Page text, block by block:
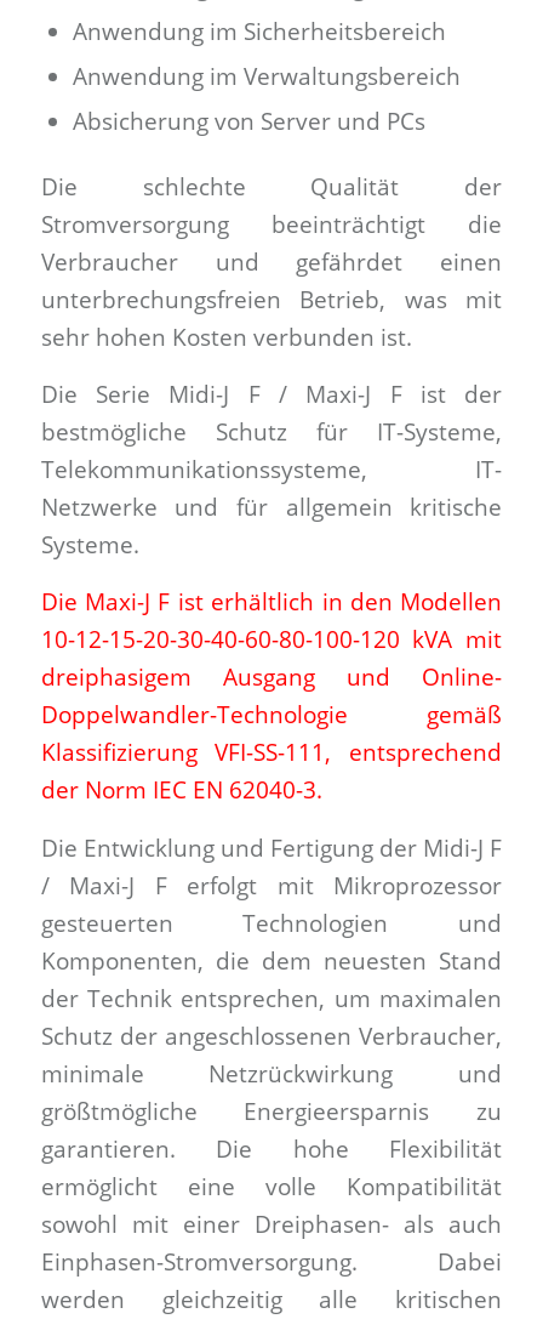
Anwendung im Sicherheitsbereich
Anwendung im Verwaltungsbereich
Absicherung von Server und PCs
Die schlechte Qualität der
Stromversorgung beeinträchtigt die
Verbraucher und gefährdet einen
unterbrechungsfreien Betrieb, was mit
sehr hohen Kosten verbunden ist.
Die Serie Midi-J F / Maxi-J F ist der
bestmögliche Schutz für IT-Systeme,
Telekommunikationssysteme, IT-
Netzwerke und für allgemein kritische
Systeme.
Die Maxi-J F ist erhältlich in den Modellen
10-12-15-20-30-40-60-80-100-120 kVA mit
dreiphasigem Ausgang und Online-
Doppelwandler-Technologie gemäß
Klassifizierung VFI-SS-111, entsprechend
der Norm IEC EN 62040-3.
Die Entwicklung und Fertigung der Midi-J F
/ Maxi-J F erfolgt mit Mikroprozessor
gesteuerten Technologien und
Komponenten, die dem neuesten Stand
der Technik entsprechen, um maximalen
Schutz der angeschlossenen Verbraucher,
minimale Netzrückwirkung und
größtmögliche Energieersparnis zu
garantieren. Die hohe Flexibilität
ermöglicht eine volle Kompatibilität
sowohl mit einer Dreiphasen- als auch
Einphasen-Stromversorgung. Dabei
werden gleichzeitig alle kritischen